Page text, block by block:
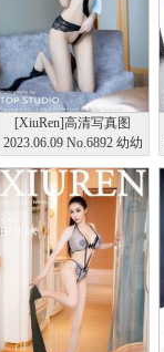
[XiuRen]高清写真图
2023.06.09 No.6892 幼幼